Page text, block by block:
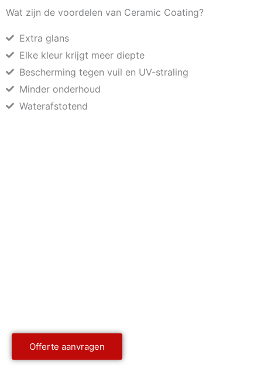
Wat zijn de voordelen van Ceramic Coating?
Extra glans
Elke kleur krijgt meer diepte
Bescherming tegen vuil en UV-straling
Minder onderhoud
Waterafstotend
Offerte aanvragen